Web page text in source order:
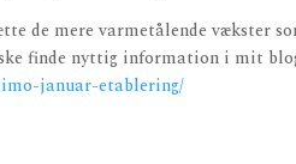
de mere varmetålende vækster
finde nyttig information i mit
januar-etablering/